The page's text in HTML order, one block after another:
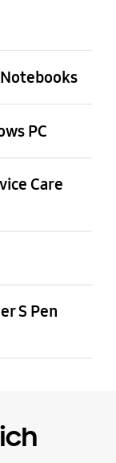
PC
Care
S Pen